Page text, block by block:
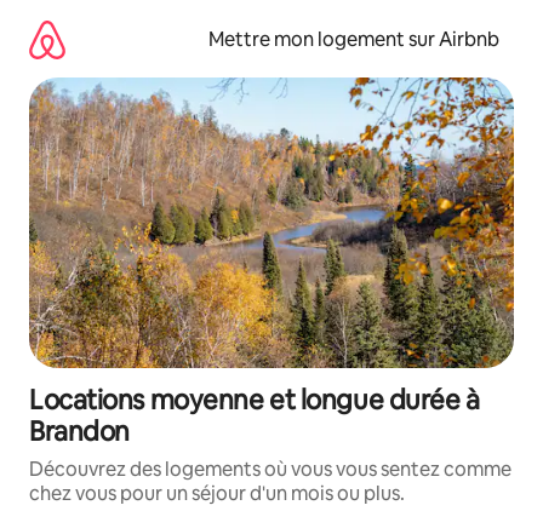
directement
contenu
Mettre mon logement sur Airbnb
Locations moyenne et longue durée à
Brandon
Découvrez des logements où vous vous sentez comme
chez vous pour un séjour d'un mois ou plus.